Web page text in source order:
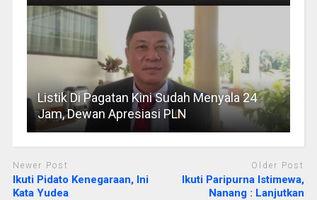
Listik Di Pagatan Kini Sudah Menyala 24
Jam, Dewan Apresiasi PLN
Newer Post
Ikuti Pidato Kenegaraan, Ini
Kata Yudea
Older Post
Ikuti Paripurna Istimewa,
Nanang : Lanjutkan